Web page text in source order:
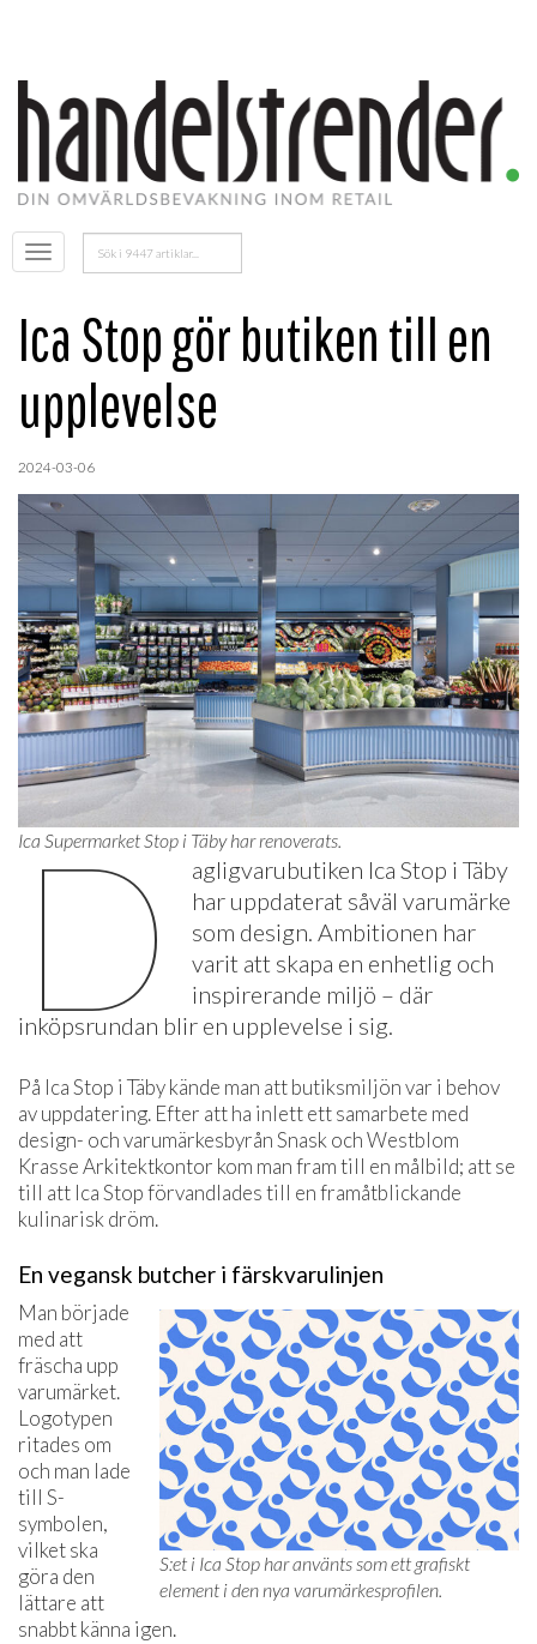
Öppna
menyn
Sök
efter:
Ica Stop gör butiken till en
upplevelse
2024-03-06
Ica Supermarket Stop i Täby har renoverats.
D
agligvarubutiken Ica Stop i Täby
har uppdaterat såväl varumärke
som design. Ambitionen har
varit att skapa en enhetlig och
inspirerande miljö – där
inköpsrundan blir en upplevelse i sig.
På Ica Stop i Täby kände man att butiksmiljön var i behov
av uppdatering. Efter att ha inlett ett samarbete med
design- och varumärkesbyrån Snask och Westblom
Krasse Arkitektkontor kom man fram till en målbild; att se
till att Ica Stop förvandlades till en framåtblickande
kulinarisk dröm.
En vegansk butcher i färskvarulinjen
S:et i Ica Stop har använts som ett grafiskt
element i den nya varumärkesprofilen.
Man började
med att
fräscha upp
varumärket.
Logotypen
ritades om
och man lade
till S-
symbolen,
vilket ska
göra den
lättare att
snabbt känna igen.